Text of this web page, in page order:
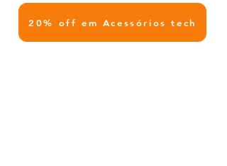
20% off em Acessórios tech